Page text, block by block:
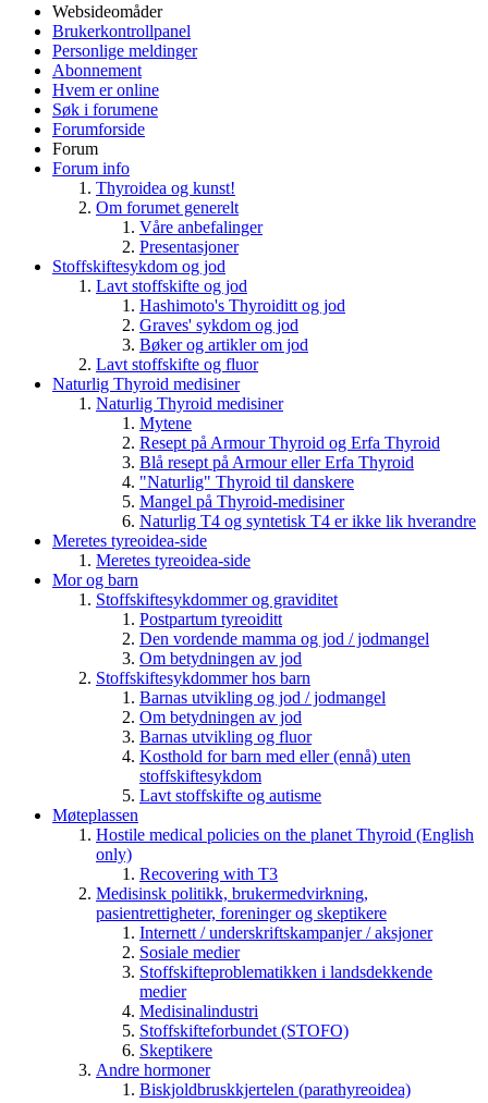
Websideomåder
Brukerkontrollpanel
Personlige meldinger
Abonnement
Hvem er online
Søk i forumene
Forumforside
Forum
Forum info
Thyroidea og kunst!
Om forumet generelt
Våre anbefalinger
Presentasjoner
Stoffskiftesykdom og jod
Lavt stoffskifte og jod
Hashimoto's Thyroiditt og jod
Graves' sykdom og jod
Bøker og artikler om jod
Lavt stoffskifte og fluor
Naturlig Thyroid medisiner
Naturlig Thyroid medisiner
Mytene
Resept på Armour Thyroid og Erfa Thyroid
Blå resept på Armour eller Erfa Thyroid
"Naturlig" Thyroid til danskere
Mangel på Thyroid-medisiner
Naturlig T4 og syntetisk T4 er ikke lik hverandre
Meretes tyreoidea-side
Meretes tyreoidea-side
Mor og barn
Stoffskiftesykdommer og graviditet
Postpartum tyreoiditt
Den vordende mamma og jod / jodmangel
Om betydningen av jod
Stoffskiftesykdommer hos barn
Barnas utvikling og jod / jodmangel
Om betydningen av jod
Barnas utvikling og fluor
Kosthold for barn med eller (ennå) uten
stoffskiftesykdom
Lavt stoffskifte og autisme
Møteplassen
Hostile medical policies on the planet Thyroid (English
only)
Recovering with T3
Medisinsk politikk, brukermedvirkning,
pasientrettigheter, foreninger og skeptikere
Internett / underskriftskampanjer / aksjoner
Sosiale medier
Stoffskifteproblematikken i landsdekkende
medier
Medisinalindustri
Stoffskifteforbundet (STOFO)
Skeptikere
Andre hormoner
Biskjoldbruskkjertelen (parathyreoidea)